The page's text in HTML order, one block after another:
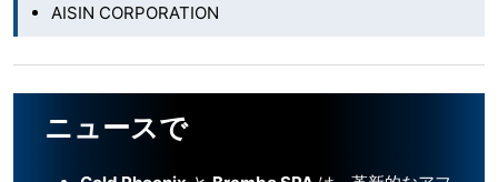
AISIN CORPORATION
ニュースで